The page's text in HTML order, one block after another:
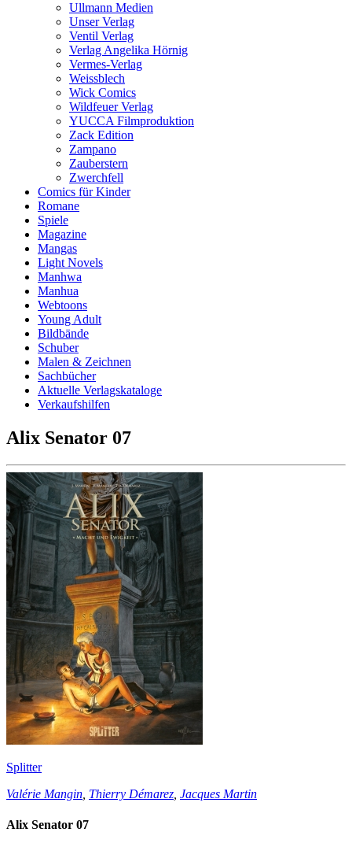
Ullmann Medien
Unser Verlag
Ventil Verlag
Verlag Angelika Hörnig
Vermes-Verlag
Weissblech
Wick Comics
Wildfeuer Verlag
YUCCA Filmproduktion
Zack Edition
Zampano
Zauberstern
Zwerchfell
Comics für Kinder
Romane
Spiele
Magazine
Mangas
Light Novels
Manhwa
Manhua
Webtoons
Young Adult
Bildbände
Schuber
Malen & Zeichnen
Sachbücher
Aktuelle Verlagskataloge
Verkaufshilfen
Alix Senator 07
Splitter
Valérie Mangin Thierry Démarez Jacques Martin
Alix Senator 07